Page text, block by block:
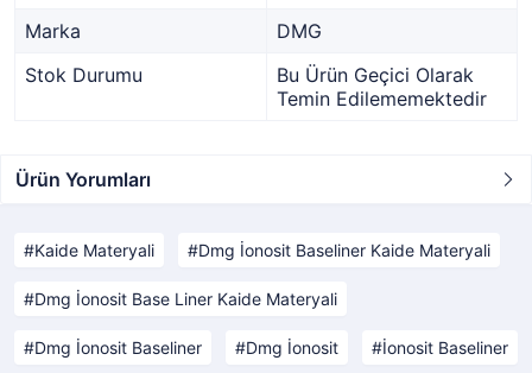
Marka
DMG
Stok Durumu
Bu Ürün Geçici Olarak
Temin Edilememektedir
Ürün Yorumları
Kaide Materyali Dmg İonosit Baseliner Kaide Materyali
Dmg İonosit Base Liner Kaide Materyali
Dmg İonosit Baseliner Dmg İonosit İonosit Baseliner